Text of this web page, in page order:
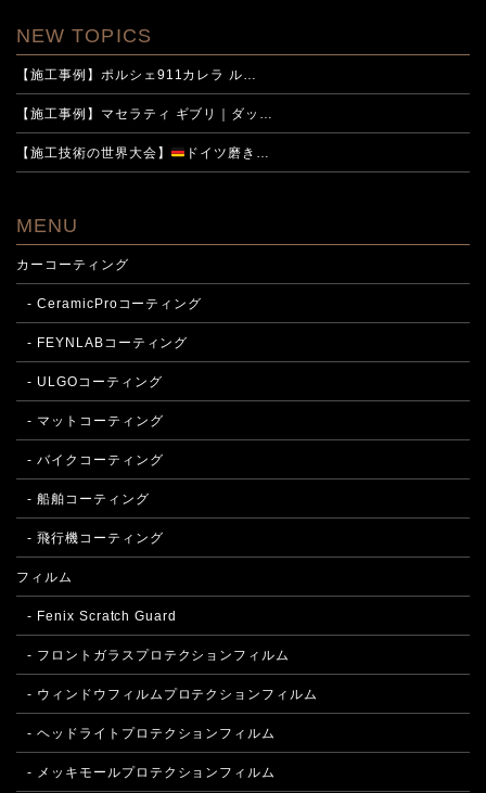
NEW TOPICS
【施工事例】ポルシェ911カレラ ル…
【施工事例】マセラティ ギブリ｜ダッ…
【施工技術の世界大会】 ドイツ磨き…
MENU
カーコーティング
- CeramicProコーティング
- FEYNLABコーティング
- ULGOコーティング
- マットコーティング
- バイクコーティング
- 船舶コーティング
- 飛行機コーティング
フィルム
- Fenix Scratch Guard
- フロントガラスプロテクションフィルム
- ウィンドウフィルムプロテクションフィルム
- ヘッドライトプロテクションフィルム
- メッキモールプロテクションフィルム